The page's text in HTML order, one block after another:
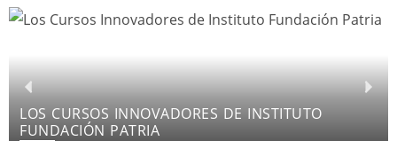
LOS CURSOS INNOVADORES DE INSTITUTO
FUNDACIÓN PATRIA